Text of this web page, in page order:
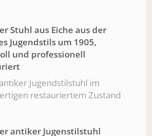
Stuhl aus Eiche aus der
Jugendstils um 1905,
und professionell
Jugendstilstuhl im
restauriertem Zustand
antiker Jugenstilstuhl